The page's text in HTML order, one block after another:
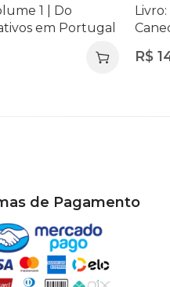
1 | Do
em Portugal
R$
de Pagamento